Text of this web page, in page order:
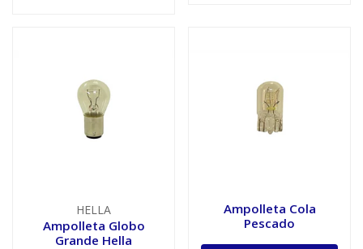
HELLA
Ampolleta Globo
Grande Hella
Ampolleta Cola
Pescado